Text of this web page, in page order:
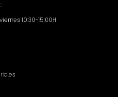
10:30-15:00H